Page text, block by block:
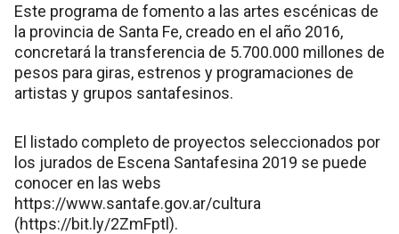
Este programa de fomento a las artes escénicas de
la provincia de Santa Fe, creado en el año 2016,
concretará la transferencia de 5.700.000 millones de
pesos para giras, estrenos y programaciones de
artistas y grupos santafesinos.
El listado completo de proyectos seleccionados por
los jurados de Escena Santafesina 2019 se puede
conocer en las webs
https://www.santafe.gov.ar/cultura
(https://bit.ly/2ZmFptl).